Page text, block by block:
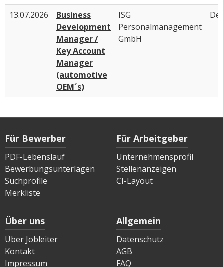
13.07.2026
Business
Development
Manager /
Key Account
Manager
(automotive
OEM´s)
ISG
Personalmanagement
GmbH
Für Bewerber
PDF-Lebenslauf
Bewerbungsunterlagen
Suchprofile
Merkliste
Für Arbeitgeber
Unternehmensprofil
Stellenanzeigen
CI-Layout
Über uns
Über Jobleiter
Kontakt
Impressum
Allgemein
Datenschutz
AGB
FAQ